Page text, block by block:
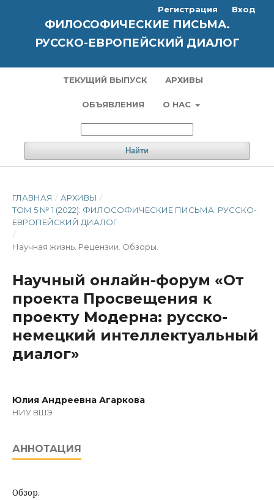
ФИЛОСОФИЧЕСКИЕ ПИСЬМА.
РУССКО-ЕВРОПЕЙСКИЙ ДИАЛОГ
ТЕКУЩИЙ ВЫПУСК АРХИВЫ
ОБЪЯВЛЕНИЯ О НАС
Найти
Регистрация Вход
ГЛАВНАЯ / АРХИВЫ /
ТОМ 5 № 1 (2022): ФИЛОСОФИЧЕСКИЕ ПИСЬМА. РУССКО-
ЕВРОПЕЙСКИЙ ДИАЛОГ
/
Научная жизнь. Рецензии. Обзоры.
Научный онлайн-форум «От
проекта Просвещения к
проекту Модерна: русско-
немецкий интеллектуальный
диалог»
Юлия Андреевна Агаркова
НИУ ВШЭ
АННОТАЦИЯ
Обзор.